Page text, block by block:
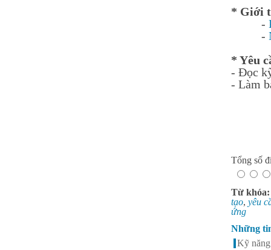
* Giới
-
-
* Yêu
- Đọc
- Làm
Tổng số
Từ khóa:
tạo, yêu
ứng
Những
Kỹ